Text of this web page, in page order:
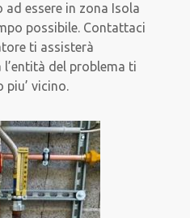
essere in zona Isola
possibile. Contattaci
ti assisterà
del problema ti
vicino.